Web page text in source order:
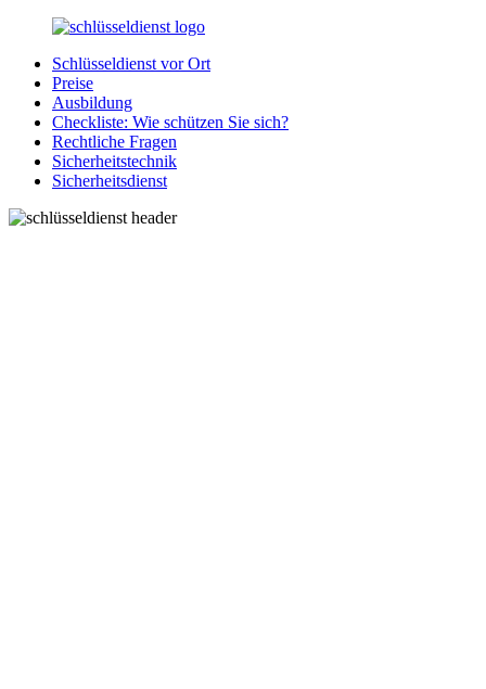
Zurück
Inhalt
SchluesseldienstDirekt.de
Ihre
Notlage
wird
gelöst!
Schlüsseldienst vor Ort
Preise
Ausbildung
Checkliste: Wie schützen Sie sich?
Rechtliche Fragen
Sicherheitstechnik
Sicherheitsdienst